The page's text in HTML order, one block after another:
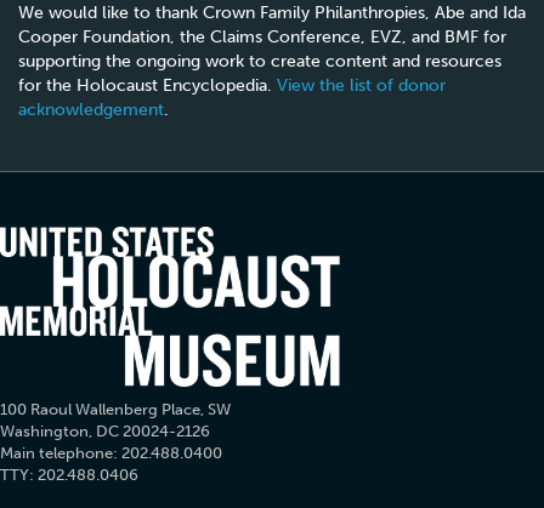
We would like to thank Crown Family Philanthropies, Abe and Ida
Cooper Foundation, the Claims Conference, EVZ, and BMF for
supporting the ongoing work to create content and resources
for the Holocaust Encyclopedia. View the list of donor
acknowledgement.
100 Raoul Wallenberg Place, SW
Washington, DC 20024-2126
Main telephone: 202.488.0400
TTY: 202.488.0406